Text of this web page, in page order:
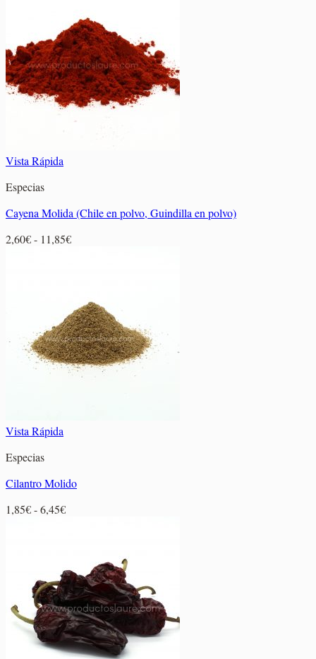
3,45€
hasta
22,90€
Vista Rápida
Especias
Cayena Molida (Chile en polvo, Guindilla en polvo)
2,60€- 11,85€Rango
hasta
11,85€
Vista Rápida
Especias
Cilantro Molido
1,85€-6,45€Rango
1,85€
hasta
6,45€